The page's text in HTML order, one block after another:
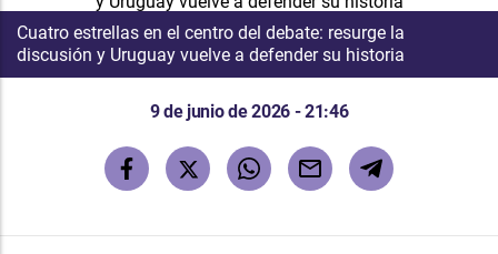
Cuatro estrellas en el centro del debate: resurge la
discusión y Uruguay vuelve a defender su historia
9 de junio de 2026 - 21:46